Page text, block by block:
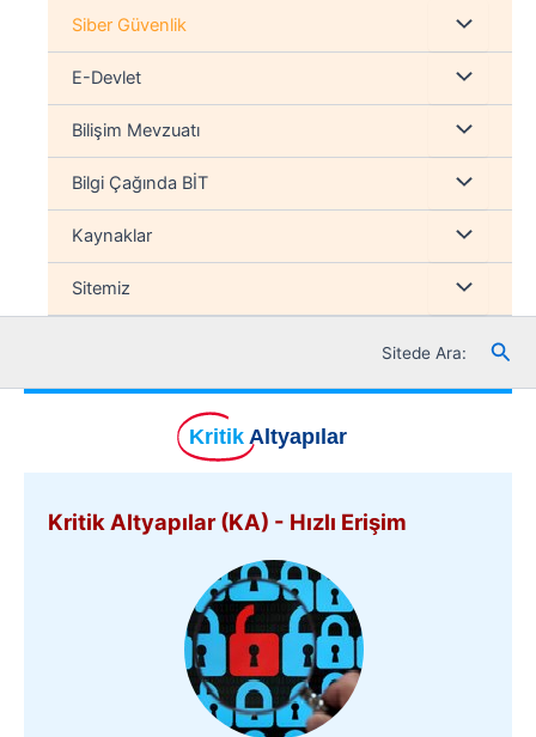
Siber Güvenlik Menu
düğmesi
E-Devlet Menu
düğmesi
Bilişim Mevzuatı Menu
düğmesi
Bilgi Çağında BİT Menu
düğmesi
Kaynaklar Menu
düğmesi
Sitemiz Menu
düğmesi
Sitede Ara:
Kritik Altyapılar
Kritik Altyapılar (KA) - Hızlı Erişim